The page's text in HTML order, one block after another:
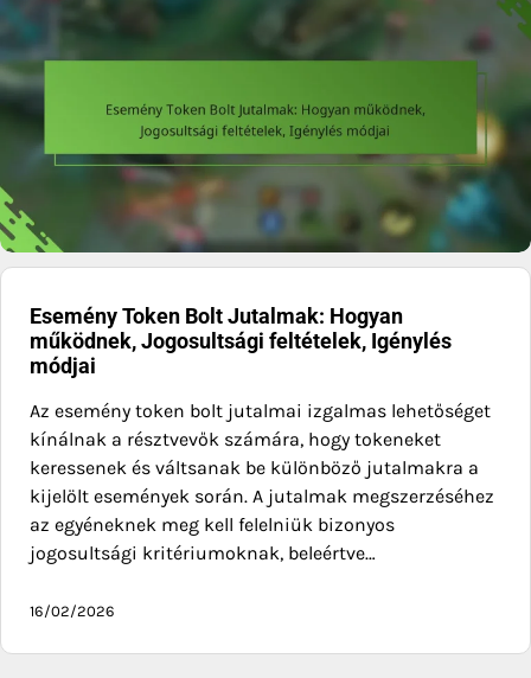
Esemény Token Bolt Jutalmak: Hogyan
működnek, Jogosultsági feltételek, Igénylés
módjai
Az esemény token bolt jutalmai izgalmas lehetőséget
kínálnak a résztvevők számára, hogy tokeneket
keressenek és váltsanak be különböző jutalmakra a
kijelölt események során. A jutalmak megszerzéséhez
az egyéneknek meg kell felelniük bizonyos
jogosultsági kritériumoknak, beleértve…
16/02/2026